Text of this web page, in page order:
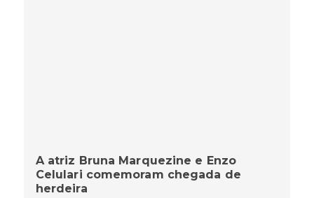
A atriz Bruna Marquezine e Enzo
Celulari comemoram chegada de
herdeira